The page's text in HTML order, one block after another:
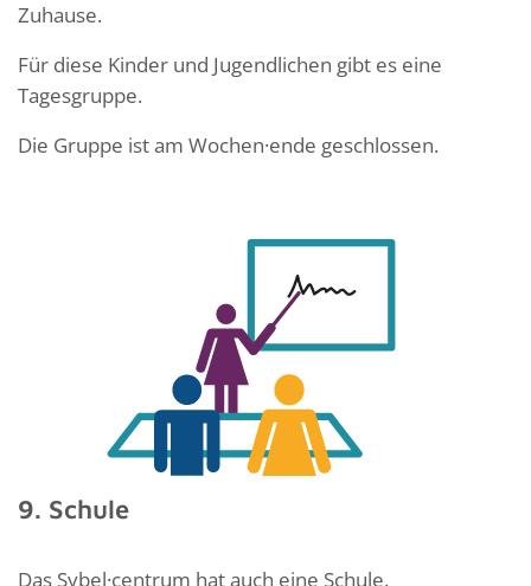
Zuhause.
Für diese Kinder und Jugendlichen gibt es eine
Tagesgruppe.
Die Gruppe ist am Wochen·ende geschlossen.
9. Schule
Das Sybel·centrum hat auch eine Schule.